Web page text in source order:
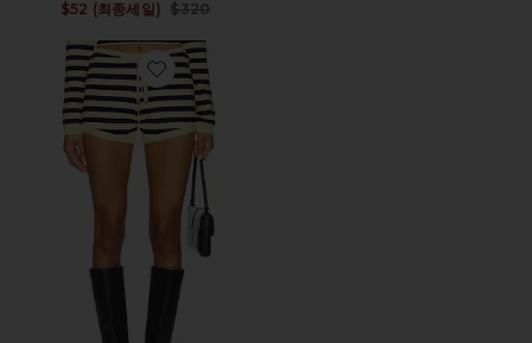
$52 (최종세일) Previous price:
$320
Favorite BARBIE 반바지